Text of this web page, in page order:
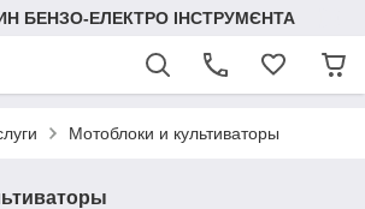
БЕНЗО-ЕЛЕКТРО ІНСТРУМЄНТА
Мотоблоки и культиваторы